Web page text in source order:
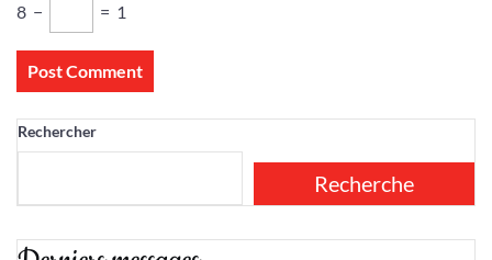
8 − = 1
Rechercher
Recherche